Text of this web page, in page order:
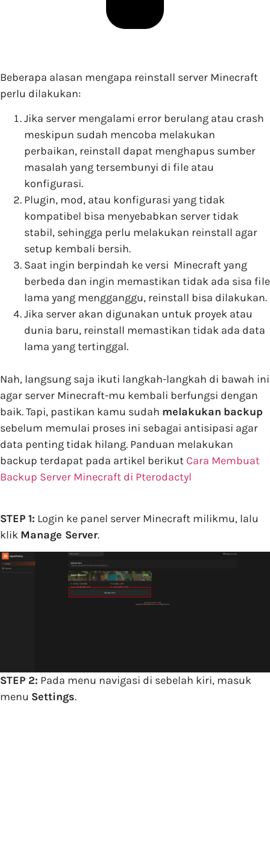
Beberapa alasan mengapa reinstall server Minecraft
perlu dilakukan:
Jika server mengalami error berulang atau crash
meskipun sudah mencoba melakukan
perbaikan, reinstall dapat menghapus sumber
masalah yang tersembunyi di file atau
konfigurasi.
Plugin, mod, atau konfigurasi yang tidak
kompatibel bisa menyebabkan server tidak
stabil, sehingga perlu melakukan reinstall agar
setup kembali bersih.
Saat ingin berpindah ke versi Minecraft yang
berbeda dan ingin memastikan tidak ada sisa file
lama yang mengganggu, reinstall bisa dilakukan.
Jika server akan digunakan untuk proyek atau
dunia baru, reinstall memastikan tidak ada data
lama yang tertinggal.
Nah, langsung saja ikuti langkah-langkah di bawah ini
agar server Minecraft-mu kembali berfungsi dengan
baik. Tapi, pastikan kamu sudah melakukan backup
sebelum memulai proses ini sebagai antisipasi agar
data penting tidak hilang. Panduan melakukan
backup terdapat pada artikel berikut Cara Membuat
Backup Server Minecraft di Pterodactyl
STEP 1: Login ke panel server Minecraft milikmu, lalu
klik Manage Server.
STEP 2: Pada menu navigasi di sebelah kiri, masuk
menu Settings.